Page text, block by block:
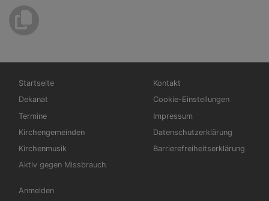
Hauptnavigation
Startseite
Dekanat
Termine
Kirchengemeinden
Kirchenmusik
Aktiv gegen Missbrauch
Fußbereichsmenü
Kontakt
Cookie-Einstellungen
Impressum
Datenschutzerklärung
Barrierefreiheitserklärung
Benutzermenü
Anmelden